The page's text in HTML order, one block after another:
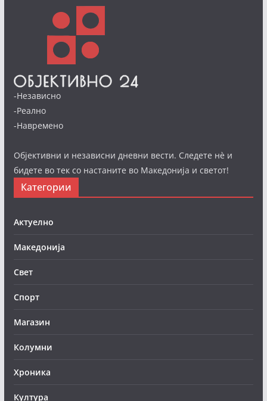
-Независно
-Реално
-Навремено
Објективни и независни дневни вести. Следете нè и
бидете во тек со настаните во Македонија и светот!
Категории
Актуелно
Македонија
Свет
Спорт
Магазин
Колумни
Хроника
Култура